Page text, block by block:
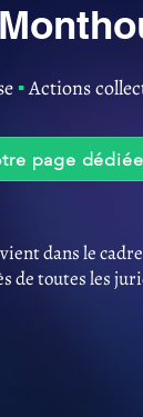
▪︎Actions
page dédiée
dans le
de toutes les